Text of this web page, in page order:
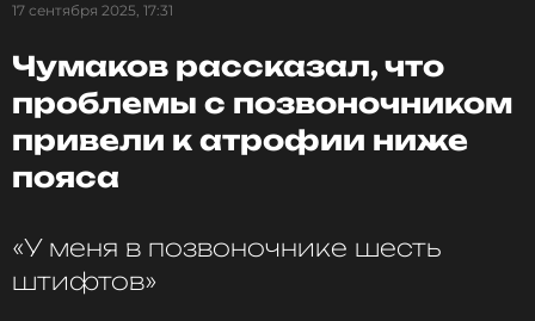
17 сентября 2025, 17:31
Чумаков рассказал, что
проблемы с позвоночником
привели к атрофии ниже
пояса
«У меня в позвоночнике шесть
штифтов»